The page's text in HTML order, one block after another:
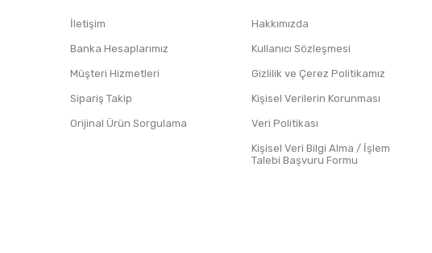
İletişim
Banka Hesaplarımız
Müşteri Hizmetleri
Sipariş Takip
Orijinal Ürün Sorgulama
Hakkımızda
Kullanıcı Sözleşmesi
Gizlilik ve Çerez Politikamız
Kişisel Verilerin Korunması
Veri Politikası
Kişisel Veri Bilgi Alma / İşlem
Talebi Başvuru Formu